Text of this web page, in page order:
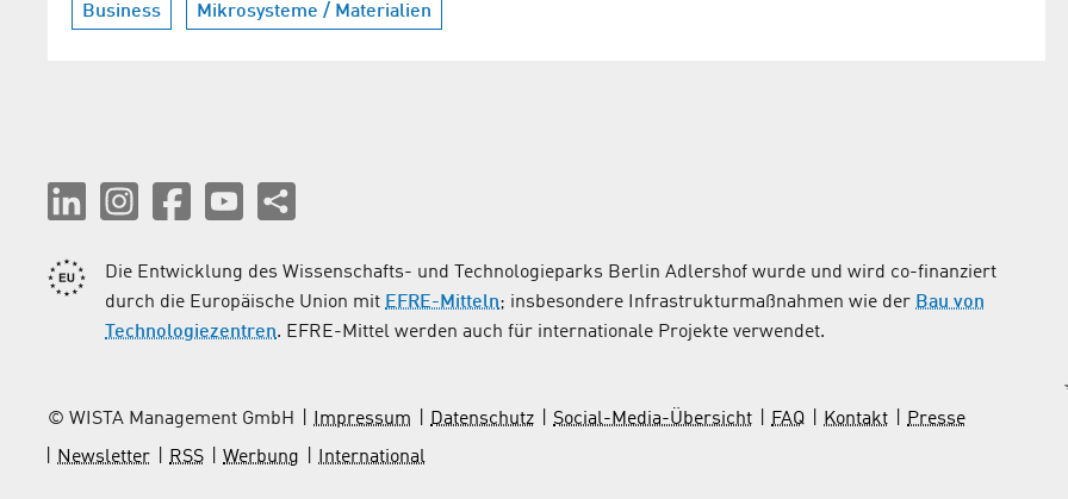
Business Mikrosysteme / Materialien
Die Entwicklung des Wissenschafts- und Technologieparks Berlin Adlershof wurde und wird co-finanziert
durch die Europäische Union mit EFRE-Mitteln; insbesondere Infrastrukturmaßnahmen wie der Bau von
Technologiezentren. EFRE-Mittel werden auch für internationale Projekte verwendet.
© WISTA Management GmbH Impressum Datenschutz Social-Media-Übersicht FAQ Kontakt
Presse
Newsletter
RSS Werbung International